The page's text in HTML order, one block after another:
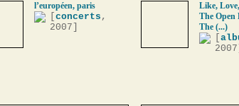
l’européen, paris
concerts ,
2007]
Like,
The Open
The (...)
2007]